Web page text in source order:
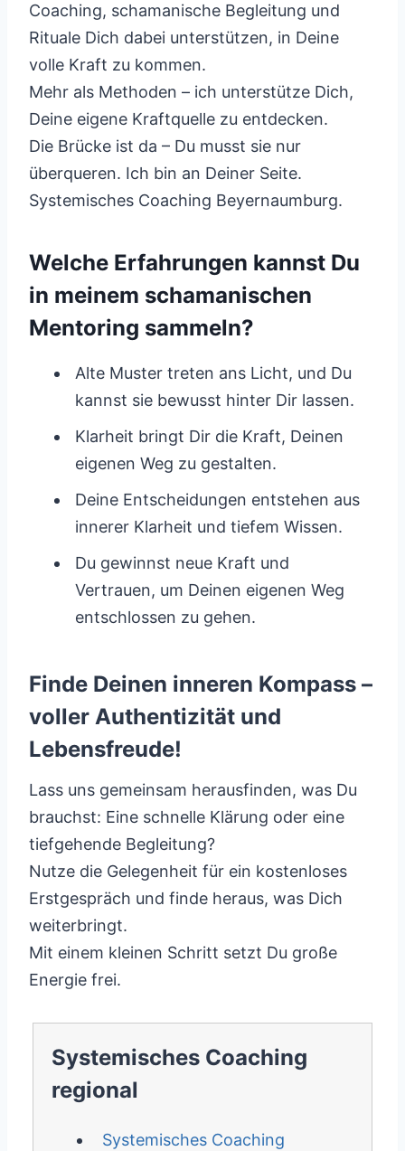
Coaching, schamanische Begleitung und
Rituale Dich dabei unterstützen, in Deine
volle Kraft zu kommen.
Mehr als Methoden – ich unterstütze Dich,
Deine eigene Kraftquelle zu entdecken.
Die Brücke ist da – Du musst sie nur
überqueren. Ich bin an Deiner Seite.
Systemisches Coaching Beyernaumburg.
Welche Erfahrungen kannst Du
in meinem schamanischen
Mentoring sammeln?
Alte Muster treten ans Licht, und Du
kannst sie bewusst hinter Dir lassen.
Klarheit bringt Dir die Kraft, Deinen
eigenen Weg zu gestalten.
Deine Entscheidungen entstehen aus
innerer Klarheit und tiefem Wissen.
Du gewinnst neue Kraft und
Vertrauen, um Deinen eigenen Weg
entschlossen zu gehen.
Finde Deinen inneren Kompass –
voller Authentizität und
Lebensfreude!
Lass uns gemeinsam herausfinden, was Du
brauchst: Eine schnelle Klärung oder eine
tiefgehende Begleitung?
Nutze die Gelegenheit für ein kostenloses
Erstgespräch und finde heraus, was Dich
weiterbringt.
Mit einem kleinen Schritt setzt Du große
Energie frei.
Systemisches Coaching
regional
Systemisches Coaching